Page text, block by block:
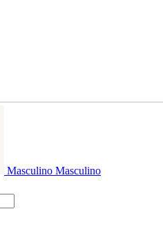
Masculino Masculino